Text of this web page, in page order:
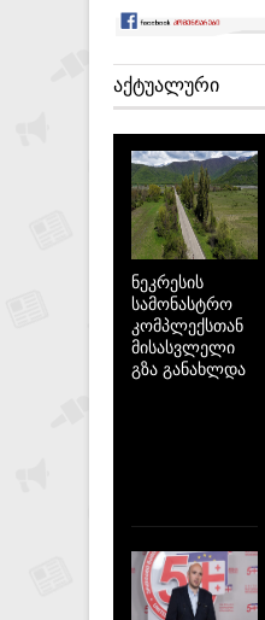
ᲐᲥᲢᲣᲐᲚᲣᲠᲘ
ნეკრესის
სამონასტრო
კომპლექსთან
მისასვლელი
გზა განახლდა